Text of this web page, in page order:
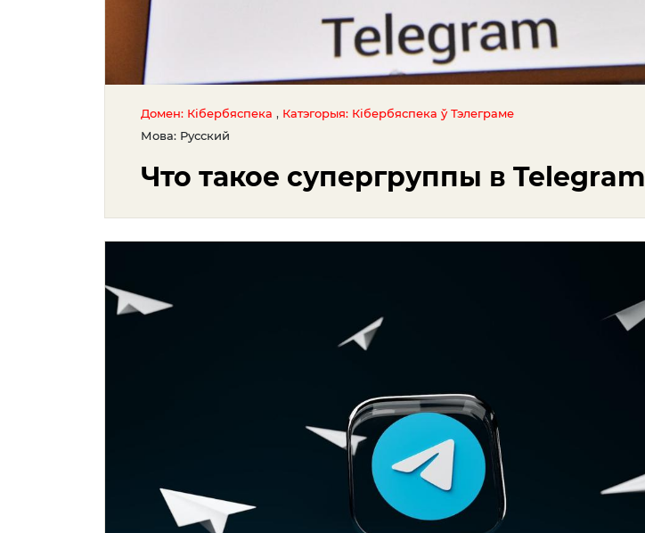
Домен: Кібербяспека , Катэгорыя: Кібербяспека ў Тэлеграме
Мова: Русский
Что такое супергруппы в Telegram